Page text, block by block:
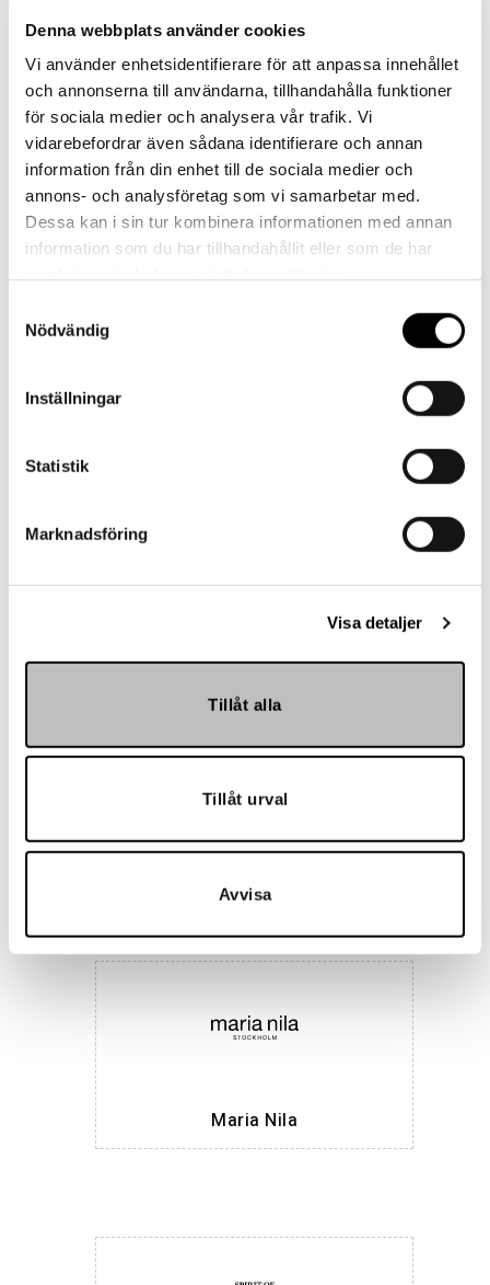
Denna webbplats använder cookies
Vi använder enhetsidentifierare för att anpassa innehållet
och annonserna till användarna, tillhandahålla funktioner
för sociala medier och analysera vår trafik. Vi
vidarebefordrar även sådana identifierare och annan
information från din enhet till de sociala medier och
annons- och analysföretag som vi samarbetar med.
Dessa kan i sin tur kombinera informationen med annan
information som du har tillhandahållit eller som de har
Nödvändig
Inställningar
Statistik
Marknadsföring
Visa detaljer
Tillåt alla
Tillåt urval
Avvisa
Kontakt
Har du frågor eller behöver hjälp?
Vi finns här för dig!
Vår kundtjänst är tillgänglig Mån – Fre: 07:30 –
Kontakt
Referenser
Hemmakväll
Maria Nila